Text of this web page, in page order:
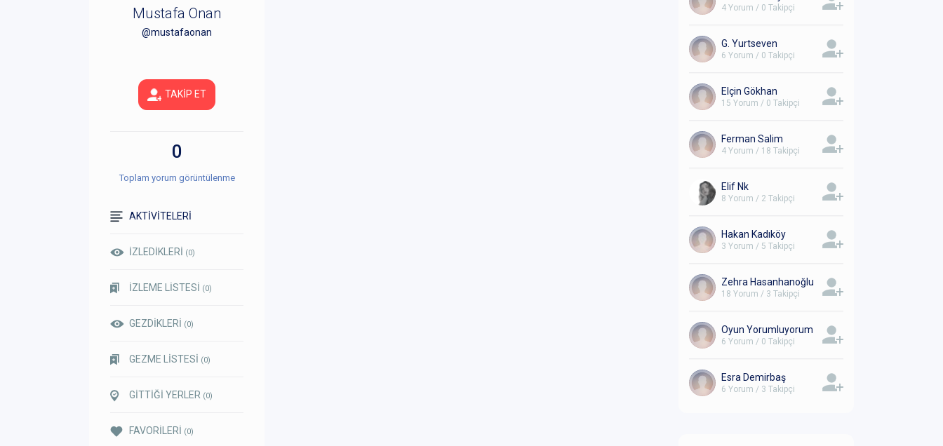
Mustafa Onan
@mustafaonan
TAKİP ET
0
Toplam yorum görüntülenme
AKTİVİTELERİ
İZLEDİKLERİ (0)
İZLEME LİSTESİ (0)
GEZDİKLERİ (0)
GEZME LİSTESİ (0)
GİTTİĞİ YERLER (0)
FAVORİLERİ (0)
4 Yorum / 0 Takipçi
G. Yurtseven
6 Yorum / 0 Takipçi
Elçin Gökhan
15 Yorum / 0 Takipçi
Ferman Salim
4 Yorum / 18 Takipçi
Elif Nk
8 Yorum / 2 Takipçi
Hakan Kadıköy
3 Yorum / 5 Takipçi
Zehra Hasanhanoğlu
18 Yorum / 3 Takipçi
Oyun Yorumluyorum
6 Yorum / 0 Takipçi
Esra Demirbaş
6 Yorum / 3 Takipçi